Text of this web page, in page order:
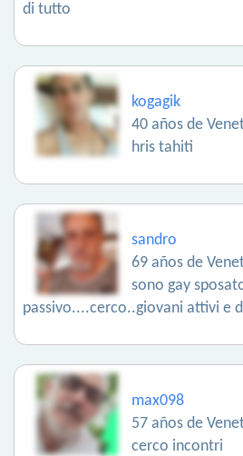
di tutto
kogagik
40 años de
hris tahiti
sandro
69 años de
sono gay
passivo....cerco..giovani attivi e
max098
57 años de
cerco incontri